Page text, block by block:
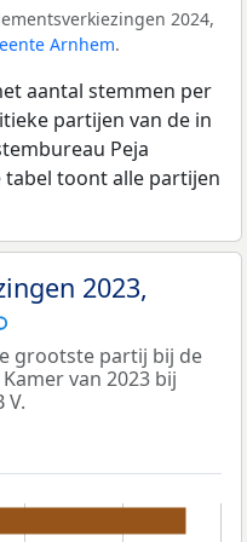
2024,
Arnhem.
aantal stemmen per
partijen van de in
Peja
tabel toont alle partijen
2023,
grootste partij bij de
van 2023 bij
V.